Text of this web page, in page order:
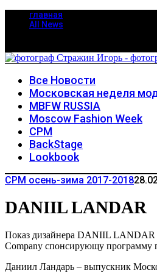
главная
All News
Все Новости
Московская неделя
MBFW RUSSIA
Moscow Fashion Week
CPM
BackStage
Lookbook
CPM осень-зима 2017-2018
DANIIL LANDAR
Показ дизайнера DANIIL
Company спонсирующу программу
Даниил Ландарь – выпускник